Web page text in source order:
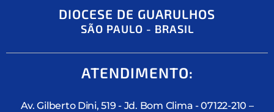
DIOCESE DE GUARULHOS
SÃO PAULO - BRASIL
ATENDIMENTO:
Av. Gilberto Dini, 519 - Jd. Bom Clima - 07122-210 –